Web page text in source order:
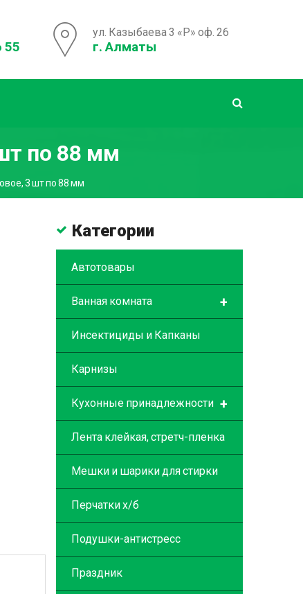
55
ул. Казыбаева 3 «Р» оф. 26
г. Алматы
по 88 мм
3 шт по 88 мм
Категории
Автотовары
+
Ванная комната
Инсектициды и Капканы
Карнизы
+
Кухонные принадлежности
Лента клейкая, стретч-пленка
Мешки и шарики для стирки
Перчатки х/б
Подушки-антистресс
Праздник